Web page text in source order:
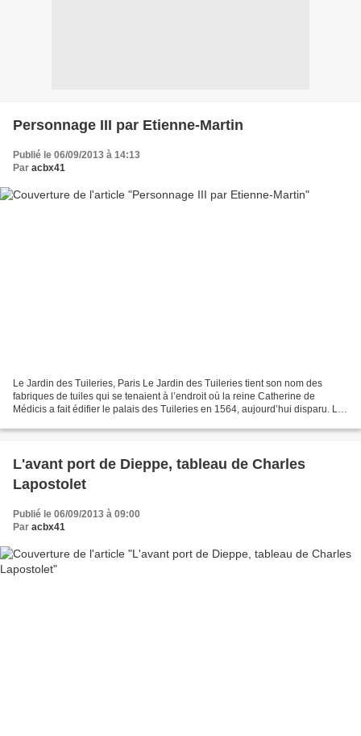
Personnage III par Etienne-Martin
Publié le 06/09/2013 à 14:13
Par acbx41
Le Jardin des Tuileries, Paris Le Jardin des Tuileries tient son nom des
fabriques de tuiles qui se tenaient à l’endroit où la reine Catherine de
Médicis a fait édifier le palais des Tuileries en 1564, aujourd’hui disparu. Le
L'avant port de Dieppe, tableau de Charles
Lapostolet
Publié le 06/09/2013 à 09:00
Par acbx41